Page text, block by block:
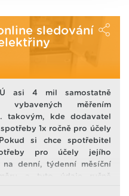
sledování
asi 4 mil samostatně
vybavených měřením
takovým, kde dodavatel
1x ročně pro účely
si chce spotřebitel
pro účely jejího
denní, týdenní měsíční
a tyto údaje ručně